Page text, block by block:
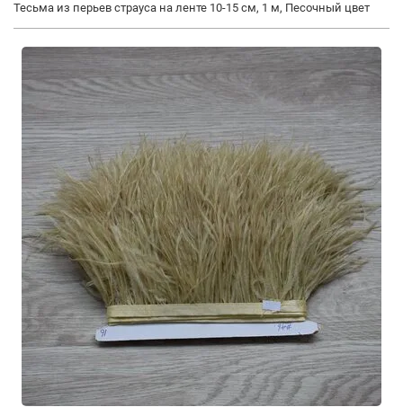
Тесьма из перьев страуса на ленте 10-15 см, 1 м, Песочный цвет